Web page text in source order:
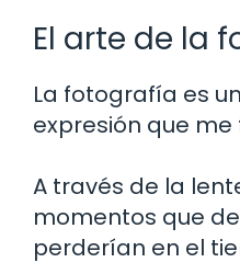
El arte de la
La fotografía es
expresión que me
A través de la
momentos que
perderían en el